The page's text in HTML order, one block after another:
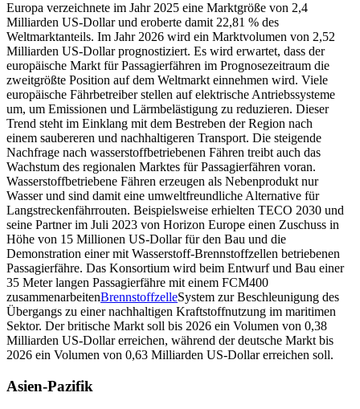
Europa verzeichnete im Jahr 2025 eine Marktgröße von 2,4
Milliarden US-Dollar und eroberte damit 22,81 % des
Weltmarktanteils. Im Jahr 2026 wird ein Marktvolumen von 2,52
Milliarden US-Dollar prognostiziert. Es wird erwartet, dass der
europäische Markt für Passagierfähren im Prognosezeitraum die
zweitgrößte Position auf dem Weltmarkt einnehmen wird. Viele
europäische Fährbetreiber stellen auf elektrische Antriebssysteme
um, um Emissionen und Lärmbelästigung zu reduzieren. Dieser
Trend steht im Einklang mit dem Bestreben der Region nach
einem saubereren und nachhaltigeren Transport. Die steigende
Nachfrage nach wasserstoffbetriebenen Fähren treibt auch das
Wachstum des regionalen Marktes für Passagierfähren voran.
Wasserstoffbetriebene Fähren erzeugen als Nebenprodukt nur
Wasser und sind damit eine umweltfreundliche Alternative für
Langstreckenfährrouten. Beispielsweise erhielten TECO 2030 und
seine Partner im Juli 2023 von Horizon Europe einen Zuschuss in
Höhe von 15 Millionen US-Dollar für den Bau und die
Demonstration einer mit Wasserstoff-Brennstoffzellen betriebenen
Passagierfähre. Das Konsortium wird beim Entwurf und Bau einer
35 Meter langen Passagierfähre mit einem FCM400
zusammenarbeitenBrennstoffzelleSystem zur Beschleunigung des
Übergangs zu einer nachhaltigen Kraftstoffnutzung im maritimen
Sektor. Der britische Markt soll bis 2026 ein Volumen von 0,38
Milliarden US-Dollar erreichen, während der deutsche Markt bis
2026 ein Volumen von 0,63 Milliarden US-Dollar erreichen soll.
Asien-Pazifik